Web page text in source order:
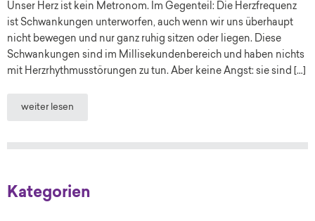
Unser Herz ist kein Metronom. Im Gegenteil: Die Herzfrequenz
ist Schwankungen unterworfen, auch wenn wir uns überhaupt
nicht bewegen und nur ganz ruhig sitzen oder liegen. Diese
Schwankungen sind im Millisekundenbereich und haben nichts
mit Herzrhythmusstörungen zu tun. Aber keine Angst: sie sind […]
weiter lesen
Kategorien